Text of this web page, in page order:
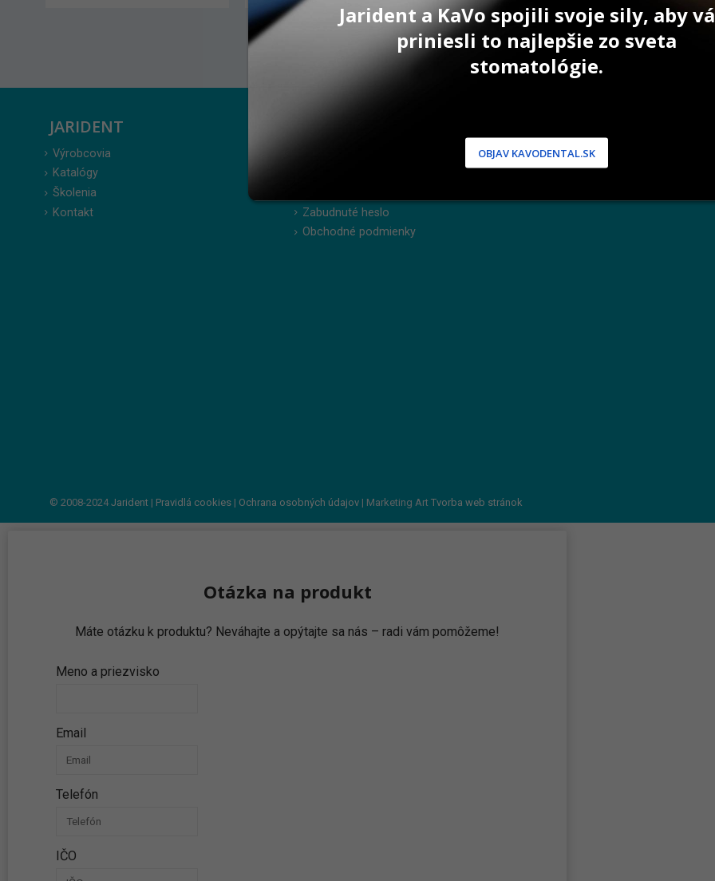
JARIDENT
Výrobcovia
Katalógy
Školenia
Kontakt
Zabudnuté heslo
Obchodné podmienky
Doprava a platba
Reklamácie
© 2008-2024Jarident | Pravidlá cookies | Ochrana osobných údajov | Marketing Art Tvorba web stránok
Otázka na produkt
Máte otázku k produktu? Neváhajte a opýtajte sa nás – radi vám pomôžeme!
Meno a priezvisko
Email
Telefón
IČO
Jarident a KaVo spojili svoje sily, aby
priniesli to najlepšie zo sveta
stomatológie.
OBJAV KAVODENTAL.SK